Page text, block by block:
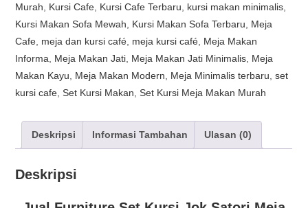
Murah
Kursi Cafe Kursi Cafe Terbaru kursi makan minimalis
Kursi Makan Sofa Mewah
Kursi Makan Sofa Terbaru
Meja
Cafe meja dan kursi café meja kursi café Meja Makan
Informa
Meja Makan Jati Meja Makan Jati Minimalis Meja
Makan Kayu
Meja Makan Modern Meja Minimalis terbaru ,set
kursi cafe ,Set Kursi Makan ,Set Kursi Meja Makan Murah
Deskripsi Informasi Tambahan Ulasan (0)
Deskripsi